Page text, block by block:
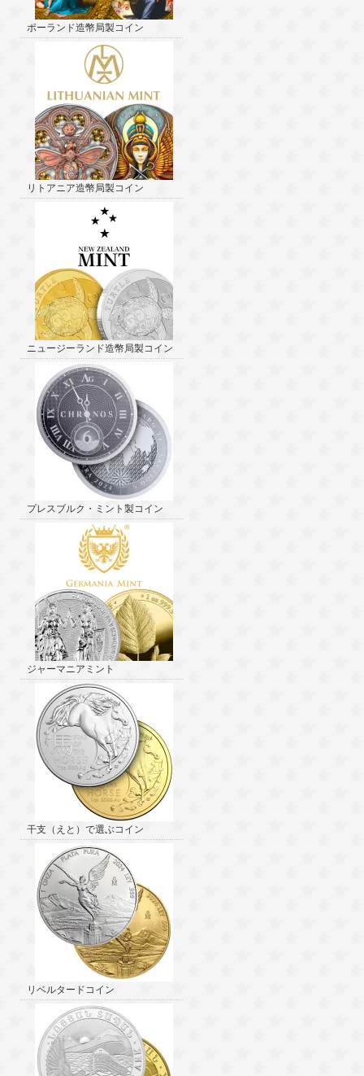
ポーランド造幣局製コイン
リトアニア造幣局製コイン
ニュージーランド造幣局製コイン
プレスブルク・ミント製コイン
ジャーマニアミント
干支（えと）で選ぶコイン
リベルタードコイン